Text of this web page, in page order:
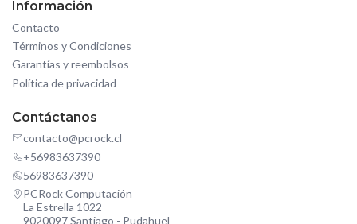
Información
Contacto
Términos y Condiciones
Garantías y reembolsos
Política de privacidad
Contáctanos
contacto@pcrock.cl
+56983637390
56983637390
PCRock Computación
La Estrella 1022
9020097 Santiago - Pudahuel